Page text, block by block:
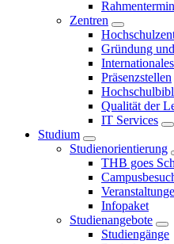
Zentren
Gründung
Präsenzstellen
Qualität der
IT Services
Studium
Studienorientierung
THB goes
Infopaket
Studienangebote
Studiengänge